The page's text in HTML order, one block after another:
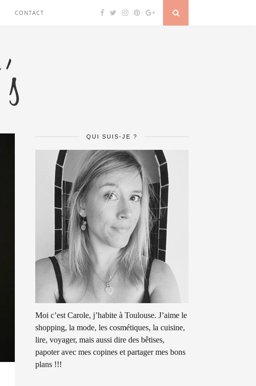
CONTACT
QUI SUIS-JE ?
Moi c’est Carole, j’habite à Toulouse. J’aime le
shopping, la mode, les cosmétiques, la cuisine,
lire, voyager, mais aussi dire des bêtises,
papoter avec mes copines et partager mes bons
plans !!!